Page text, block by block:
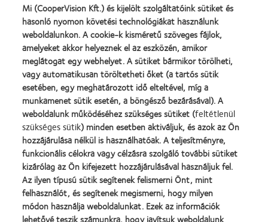
Alapanyag/víztartalom
methafilcon A / 55%
Kihordási idő
HAVONTA CSERÉLENDŐ
Oxigén-áteresztő képesség
27 Dk/t (–3.00 D-nál)
Kiszerelés
3 db / doboz
Lencse-kialakítás
Szférikus
Bázisgörbület
8,6, 8,8 (mínuszos tartomány)
Átmérő
14,2
Dioptriatartomány
+8,00D - -10,00D
(0,50D lépésköz -8,00D felett,
plan)
Mi (CooperVision Kft.) és kijelölt szolgáltatóink sütiket és
hasonló nyomon követési technológiákat használunk
weboldalunkon. A cookie-k kisméretű szöveges fájlok,
amelyeket akkor helyeznek el az eszközén, amikor
meglátogat egy webhelyet. A sütiket bármikor törölheti,
vagy automatikusan töröltetheti őket (a tartós sütik
esetében, egy meghatározott idő elteltével, míg a
munkamenet sütik esetén, a böngésző bezárásával). A
weboldalunk működéséhez szükséges sütiket (feltétlenül
szükséges sütik) minden esetben aktiváljuk, és azok az Ön
hozzájárulása nélkül is használhatóak. A teljesítményre,
funkcionális célokra vagy célzásra szolgáló további sütiket
kizárólag az Ön kifejezett hozzájárulásával használjuk fel.
Az ilyen típusú sütik segítenek felismerni Önt, mint
felhasználót, és segítenek megismerni, hogy milyen
módon használja weboldalunkat. Ezek az információk